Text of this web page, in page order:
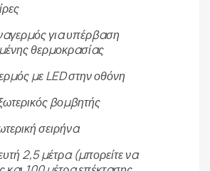
για υπέρβαση
θερμοκρασίας
με LED στην οθόνη
βομβητής
σειρήνα
2,5 μέτρα (μπορείτε να